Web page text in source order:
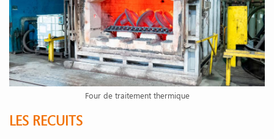
Four de traitement thermique
LES RECUITS